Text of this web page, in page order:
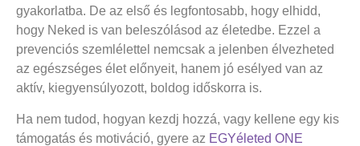
gyakorlatba. De az első és legfontosabb, hogy elhidd,
hogy Neked is van beleszólásod az életedbe. Ezzel a
prevenciós szemlélettel nemcsak a jelenben élvezheted
az egészséges élet előnyeit, hanem jó esélyed van az
aktív, kiegyensúlyozott, boldog időskorra is.
Ha nem tudod, hogyan kezdj hozzá, vagy kellene egy kis
támogatás és motiváció, gyere az EGYéleted ONE